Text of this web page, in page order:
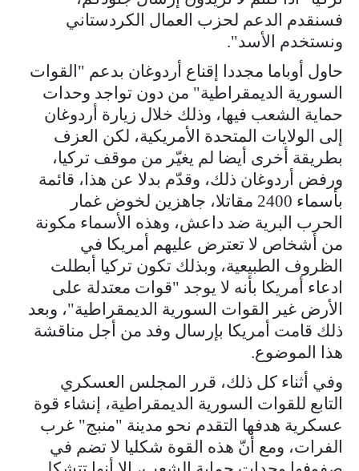
فسنقدم الدعم لحزب العمال الكردستاني
ونستخدم الأسد".
حاول أوباما مجددا إقناع أردوغان بدعم "القوات
السورية الديمقراطية" من دون تواجد وحدات
حماية الشعب فيها، وذلك خلال زيارة أردوغان
إلى الولايات المتحدة الأمريكية، لكن العزف
بطريقة أخرى أيضا لم يغيّر من موقف تركيا،
ورفض أردوغان ذلك، وقدّم بدلا عن هذا، قائمة
بأسماء 2400 مقاتلا، جاهزين لخوض غمار
الحرب البرية ضد داعش، وهذه الأسماء مكونة
من أشخاص لا تعترض عليهم أمريكا في
الظروف الطبيعية، وبذلك تكون تركيا أبطلت
ادعاء أمريكا بأنه لا يوجد "قوات معتدلة على
الأرض غير القوات السورية الديمقراطية"، وبعد
ذلك قامت أمريكا بإرسال وفد من أجل مناقشة
هذا الموضوع.
وفي أثناء كل ذلك، قرر المجلس العسكري
التابع للقوات السورية الديمقراطية، إنشاء قوة
عسكرية هدفها التقدم نحو مدينة "منبج" غرب
الفرات، ومع أنّ هذه القوة شكليا لا تضم في